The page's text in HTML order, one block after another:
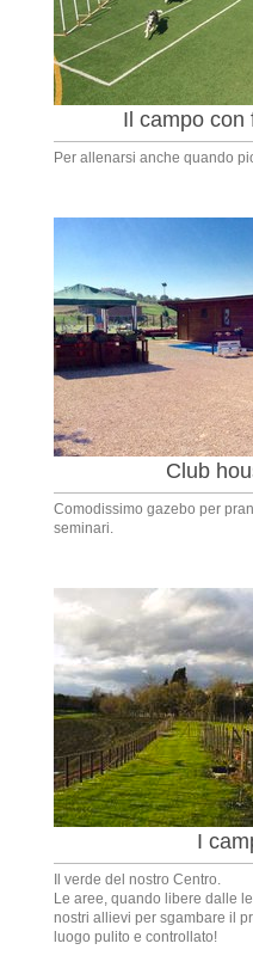
Il campo con
Per allenarsi anche quando
Club
Comodissimo gazebo per
seminari.
I
Il verde del nostro Centro.
Le aree, quando libere dalle
nostri allievi per sgambare il
luogo pulito e controllato!